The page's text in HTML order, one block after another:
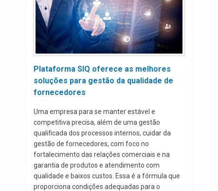
Plataforma SIQ oferece as melhores
soluções para gestão da qualidade de
fornecedores
Uma empresa para se manter estável e
competitiva precisa, além de uma gestão
qualificada dos processos internos, cuidar da
gestão de fornecedores, com foco no
fortalecimento das relações comerciais e na
garantia de produtos e atendimento com
qualidade e baixos custos. Essa é a fórmula que
proporciona condições adequadas para o